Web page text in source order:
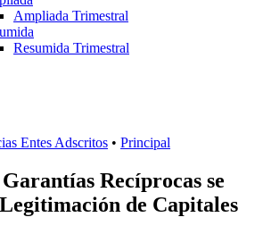
Ampliada Trimestral
Resumida Trimestral
Entes Adscritos • Principal
Garantías Recíprocas se
de Capitales